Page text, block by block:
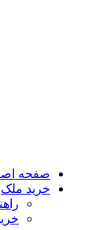
صفحه
خرید ملک